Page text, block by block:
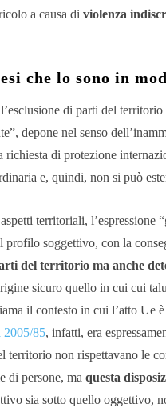
a causa di violenza
che lo sono in
di parti del territorio
depone nel senso
richiesta di protezione
e, quindi, non si può
territoriali, l’espressione
soggettivo, con la
del territorio ma anche
sicuro quello in cui cui
il contesto in cui l’atto Ue
2005/85, infatti, era
territorio non rispettavano le
di persone, ma questa
sia sotto quello oggettivo,